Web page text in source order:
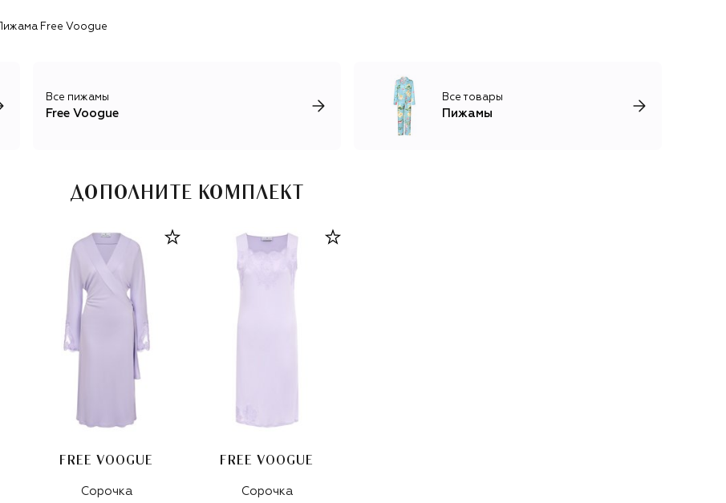
Пижама Free Voogue
Все пижамы
Free Voogue
Все товары
Пижамы
ДОПОЛНИТЕ КОМПЛЕКТ
FREE VOOGUE
Сорочка
FREE VOOGUE
Сорочка